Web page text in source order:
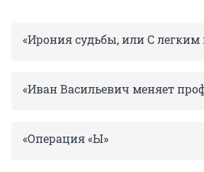
«Ирония судьбы, или С легким
«Иван Васильевич меняет
«Операция «Ы»